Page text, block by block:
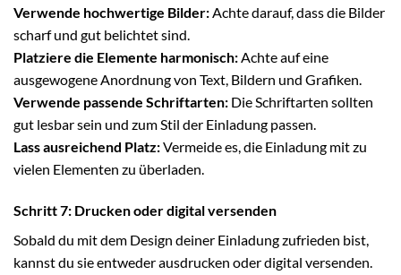
Verwende hochwertige Bilder:Achte darauf, dass die Bilder
scharf und gut belichtet sind.
Platziere die Elemente harmonisch:Achte auf eine
ausgewogene Anordnung von Text, Bildern und Grafiken.
Verwende passende Schriftarten: Die Schriftarten sollten
gut lesbar sein und zum Stil der Einladung passen.
Lass ausreichend Platz:Vermeide es, die Einladung mit zu
vielen Elementen zu überladen.
Schritt 7: Drucken oder digital versenden
Sobald du mit dem Design deiner Einladung zufrieden bist,
kannst du sie entweder ausdrucken oder digital versenden.